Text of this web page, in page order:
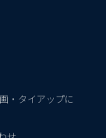
・タイアップに